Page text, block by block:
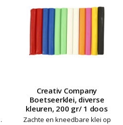
Creativ Company
Boetseerklei, diverse
kleuren, 200 gr/ 1 doos
Zachte en kneedbare klei op